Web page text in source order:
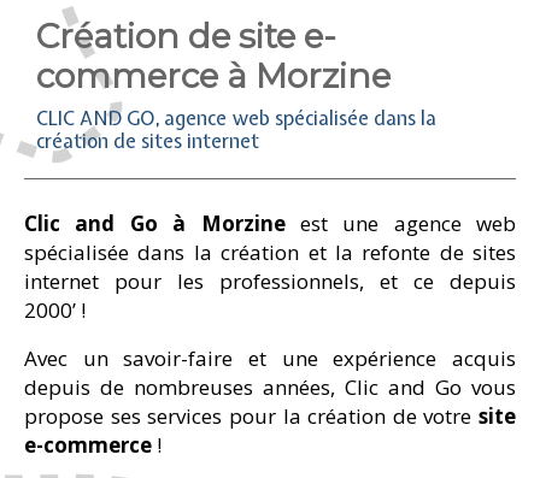
Création de site e-
commerce à Morzine
CLIC AND GO, agence web spécialisée dans la
création de sites internet
Clic and Go à Morzineest une agence web
spécialisée dans la création et la refonte de sites
internet pour les professionnels, et ce depuis
2000’ !
Avec un savoir-faire et une expérience acquis
depuis de nombreuses années, Clic and Go vous
propose ses services pour la création de votre site
e-commerce !